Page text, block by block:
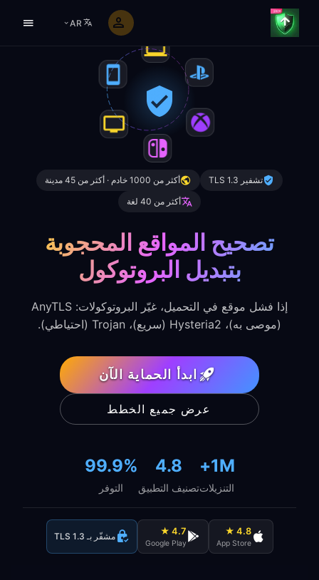
AR
تشفير TLS 1.3
أكثر من 1000 خادم · أكثر من 45 مدينة
أكثر من 40 لغة
تصحيح المواقع المحجوبة
بتبديل البروتوكول
إذا فشل موقع في التحميل، غيّر البروتوكولات: AnyTLS
(موصى به)، Hysteria2 (سريع)، Trojan (احتياطي).
ابدأ الحماية الآن
عرض جميع الخطط
1M+
التنزيلات
4.8
تصنيف التطبيق
99.9%
التوفر
4.8 ★
App Store
4.7 ★
Google Play
مشفّر بـ TLS 1.3